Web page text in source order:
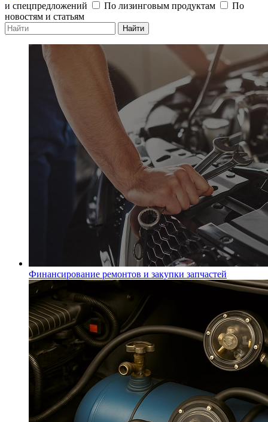
и спецпредложений
По лизинговым продуктам
По
новостям и статьям
Найти
Финансирование ремонтов и закупки запчастей